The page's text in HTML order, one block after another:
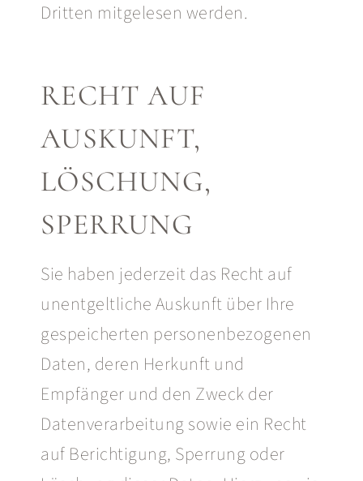
Dritten mitgelesen werden.
RECHT AUF
AUSKUNFT,
LÖSCHUNG,
SPERRUNG
Sie haben jederzeit das Recht auf
unentgeltliche Auskunft über Ihre
gespeicherten personenbezogenen
Daten, deren Herkunft und
Empfänger und den Zweck der
Datenverarbeitung sowie ein Recht
auf Berichtigung, Sperrung oder